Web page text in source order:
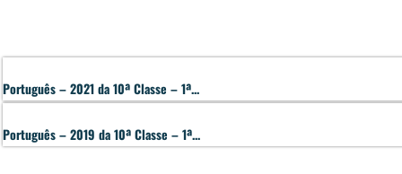
Português – 2021 da 10ª Classe – 1ª...
Português – 2019 da 10ª Classe – 1ª...